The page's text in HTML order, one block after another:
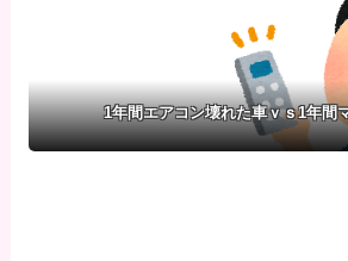
1年間エアコン壊れた車ｖｓ1年間